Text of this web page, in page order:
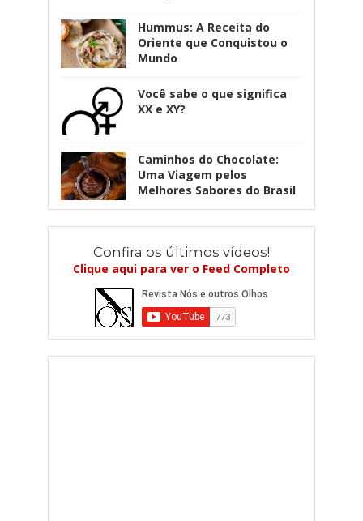
Hummus: A Receita do
Oriente que Conquistou o
Mundo
Você sabe o que significa
XX e XY?
Caminhos do Chocolate:
Uma Viagem pelos
Melhores Sabores do Brasil
Confira os últimos vídeos!
Clique aqui para ver o Feed Completo